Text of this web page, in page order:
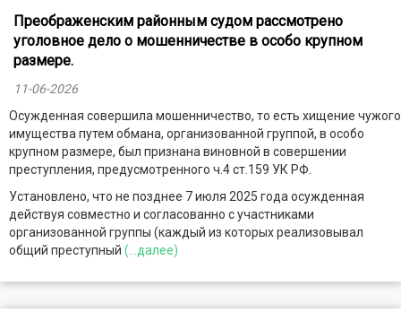
Преображенским районным судом рассмотрено
уголовное дело о мошенничестве в особо крупном
размере.
11-06-2026
Осужденная совершила мошенничество, то есть хищение чужого
имущества путем обмана, организованной группой, в особо
крупном размере, был признана виновной в совершении
преступления, предусмотренного ч.4 ст.159 УК РФ.
Установлено, что не позднее 7 июля 2025 года осужденная
действуя совместно и согласованно с участниками
организованной группы (каждый из которых реализовывал
общий преступный (...далее)